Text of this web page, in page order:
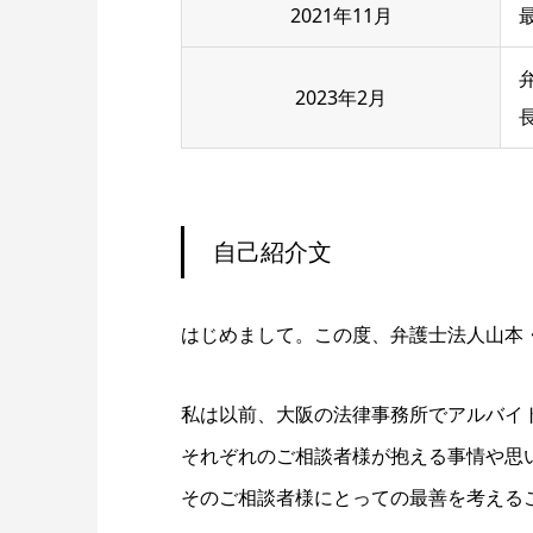
2021年11月
2023年2月
自己紹介文
はじめまして。この度、弁護士法人山
私は以前、大阪の法律事務所でアルバ
それぞれのご相談者様が抱える事情や
そのご相談者様にとっての最善を考え